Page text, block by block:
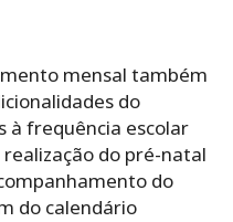
mensal também
do
à frequência escolar
do pré-natal
do
do calendário